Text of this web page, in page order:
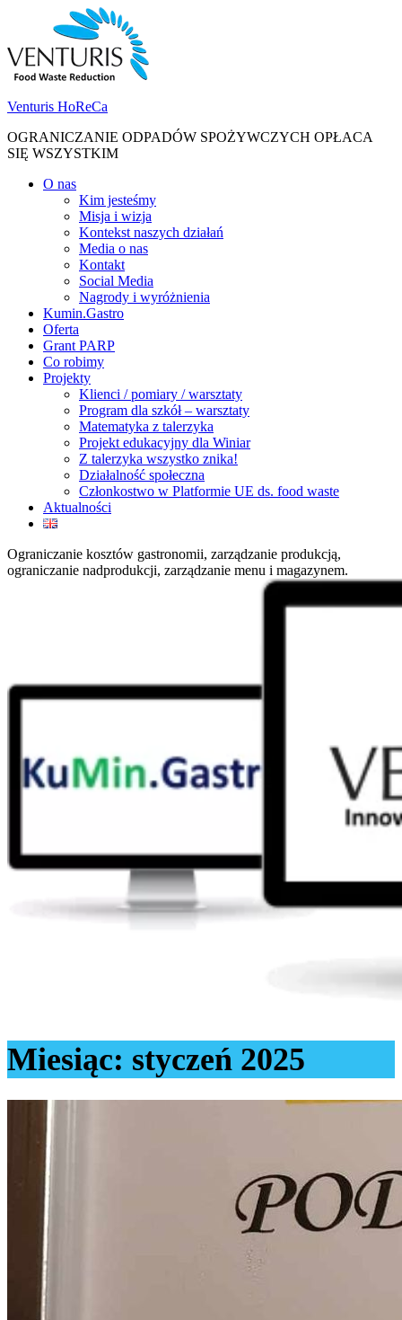
navigation
content
Venturis HoReCa
OGRANICZANIE ODPADÓW SPOŻYWCZYCH OPŁACA
SIĘ WSZYSTKIM
Toggle
navigation
O nas
Kim jesteśmy
Misja i wizja
Kontekst naszych działań
Media o nas
Kontakt
Social Media
Nagrody i wyróżnienia
Kumin.Gastro
Oferta
Grant PARP
Co robimy
Projekty
Klienci / pomiary / warsztaty
Program dla szkół – warsztaty
Matematyka z talerzyka
Projekt edukacyjny dla Winiar
Z talerzyka wszystko znika!
Działalność społeczna
Członkostwo w Platformie UE ds. food waste
Aktualności
Ograniczanie kosztów gastronomii, zarządzanie produkcją,
ograniczanie nadprodukcji, zarządzanie menu i magazynem.
Miesiąc: styczeń 2025